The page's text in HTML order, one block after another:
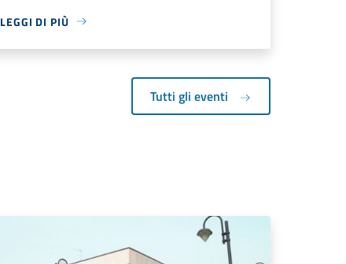
LEGGI DI PIÙ
Tutti gli eventi